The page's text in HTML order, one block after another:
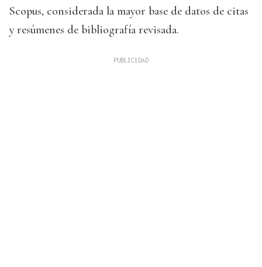
Scopus, considerada la mayor base de datos de citas
y resúmenes de bibliografía revisada.